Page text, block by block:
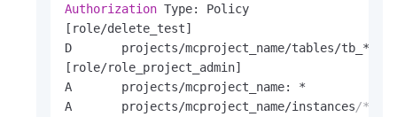
Authorization Type:
[role/delete_test]
D       projects/mcproject_name/tables/tb_ *
[role/role_project_admin]
A       projects/mcproject_name: *
A       projects/mcproject_name/instances/*: *